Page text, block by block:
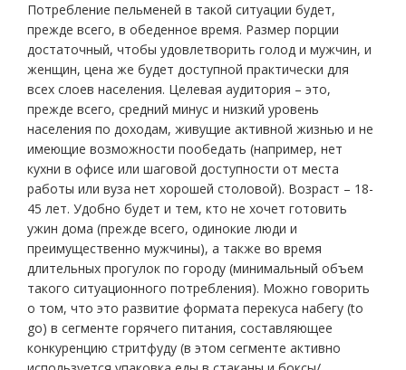
Потребление пельменей в такой ситуации будет,
прежде всего, в обеденное время. Размер порции
достаточный, чтобы удовлетворить голод и мужчин, и
женщин, цена же будет доступной практически для
всех слоев населения. Целевая аудитория – это,
прежде всего, средний минус и низкий уровень
населения по доходам, живущие активной жизнью и не
имеющие возможности пообедать (например, нет
кухни в офисе или шаговой доступности от места
работы или вуза нет хорошей столовой). Возраст – 18-
45 лет. Удобно будет и тем, кто не хочет готовить
ужин дома (прежде всего, одинокие люди и
преимущественно мужчины), а также во время
длительных прогулок по городу (минимальный объем
такого ситуационного потребления). Можно говорить
о том, что это развитие формата перекуса набегу (to
go) в сегменте горячего питания, составляющее
конкуренцию стритфуду (в этом сегменте активно